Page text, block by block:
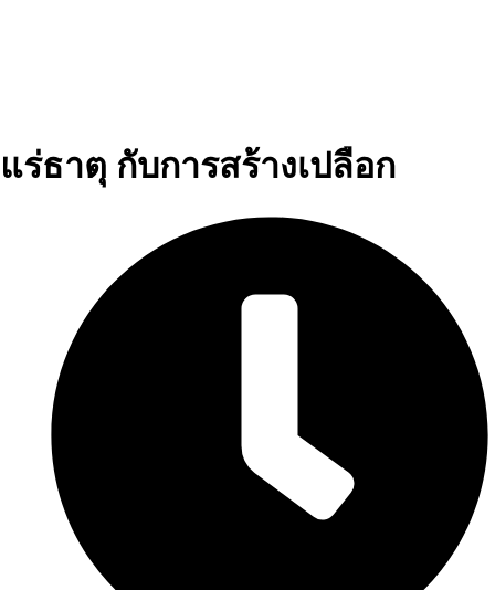
แร่ธาตุ กับการสร้างเปลือก